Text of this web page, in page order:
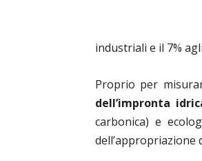
industriali e il 7%
Proprio per
dell’impronta
carbonica) e
dell’appropriazione